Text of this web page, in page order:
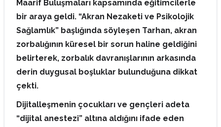
Maarif Buluşmaları kapsamında eğitimcilerle
bir araya geldi. “Akran Nezaketi ve Psikolojik
Sağlamlık” başlığında söyleşen Tarhan, akran
zorbalığının küresel bir sorun haline geldiğini
belirterek, zorbalık davranışlarının arkasında
derin duygusal boşluklar bulunduğuna dikkat
çekti.
Dijitalleşmenin çocukları ve gençleri adeta
“dijital anestezi” altına aldığını ifade eden